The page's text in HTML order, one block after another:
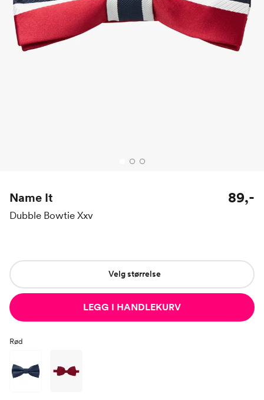
Name It
Dubble Bowtie Xxv
89,-
Velg størrelse
LEGG I HANDLEKURV
Rød